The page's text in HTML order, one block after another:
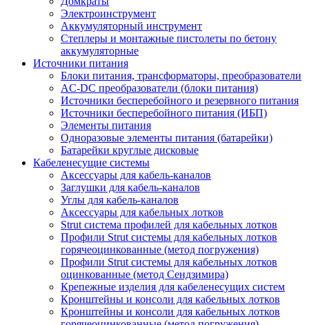
Электроинструмент
Аккумуляторный инструмент
Степлеры и монтажные пистолеты по бетону
аккумуляторные
Источники питания
Блоки питания, трансформаторы, преобразователи
AC-DC преобразователи (блоки питания)
Источники бесперебойного и резервного питания
Источники бесперебойного питания (ИБП)
Элементы питания
Одноразовые элементы питания (батарейки)
Батарейки круглые дисковые
Кабеленесущие системы
Аксессуары для кабель-каналов
Заглушки для кабель-каналов
Углы для кабель-каналов
Аксессуары для кабельных лотков
Strut система профилей для кабельных лотков
Профили Strut системы для кабельных лотков
горячеоцинкованные (метод погружения)
Профили Strut системы для кабельных лотков
оцинкованные (метод Сендзимира)
Крепежные изделия для кабеленесущих систем
Кронштейны и консоли для кабельных лотков
Кронштейны и консоли для кабельных лотков